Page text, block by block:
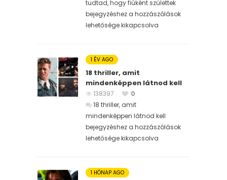
tudtad, hogy fiúként születtek
bejegyzéshez a hozzászólások
lehetősége kikapcsolva
1 ÉV AGO
18 thriller, amit
mindenképpen látnod kell
138397
0
18 thriller, amit
mindenképpen látnod kell
bejegyzéshez a hozzászólások
lehetősége kikapcsolva
1 HÓNAP AGO